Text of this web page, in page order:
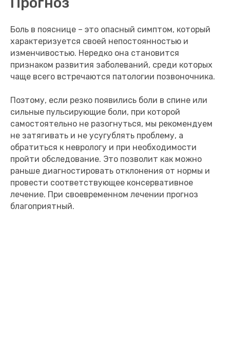
Боль в пояснице – это опасный симптом, который
характеризуется своей непостоянностью и
изменчивостью. Нередко она становится
признаком развития заболеваний, среди которых
чаще всего встречаются патологии позвоночника.
Поэтому, если резко появились боли в спине или
сильные пульсирующие боли, при которой
самостоятельно не разогнуться, мы рекомендуем
не затягивать и не усугублять проблему, а
обратиться к неврологу и при необходимости
пройти обследование. Это позволит как можно
раньше диагностировать отклонения от нормы и
провести соответствующее консервативное
лечение. При своевременном лечении прогноз
благоприятный.